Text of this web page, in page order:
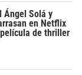
Ángel Solá y
en Netflix
de thriller